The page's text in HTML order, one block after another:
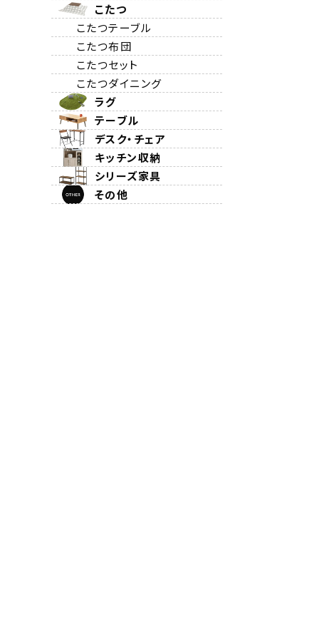
こたつ
こたつテーブル
こたつ布団
こたつセット
こたつダイニング
ラグ
テーブル
デスク・チェア
キッチン収納
シリーズ家具
その他